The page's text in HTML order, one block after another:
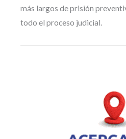
más largos de prisión
todo el proceso judicial.